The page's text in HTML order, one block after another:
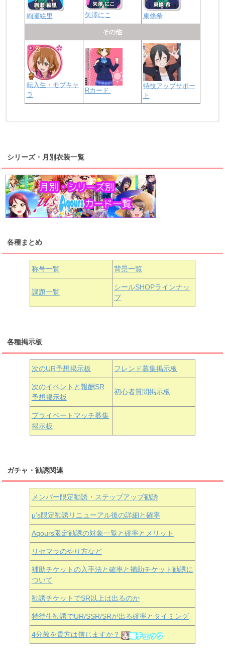
絢瀬絵里 矢澤にこ 東條希
その他
転入生・モブキャ
ラ
Rカード
特技アップサポー
ト
桜内梨子 高海千歌 渡辺曜
浦の星女学院1年生
津島善子 黒澤ルビィ
浦の星女学院3年生
黒澤ダイヤ
上原歩夢 宮下愛 優木せつ菜
虹ヶ咲学園1年生
中須かすみ 天王寺璃奈
朝香果林 近江彼方 エマ・ヴェルデ
シリーズ・月別衣装一覧
各種まとめ
称号一覧 背景一覧
課題一覧
シールSHOPラインナッ
プ
各種掲示板
次のUR予想掲示板 フレンド募集掲示板
次のイベントと報酬SR
予想掲示板
初心者質問掲示板
プライベートマッチ募集
掲示板
ガチャ・勧誘関連
メンバー限定勧誘・ステップアップ勧誘
μ’s限定勧誘リニューアル後の詳細と確率
Aqours限定勧誘の対象一覧と確率とメリット
リセマラのやり方など
補助チケットの入手法と確率と補助チケット勧誘に
ついて
勧誘チケットでSR以上は出るのか
特待生勧誘でUR/SSR/SRが出る確率とタイミング
4分教を貴方は信じますか？